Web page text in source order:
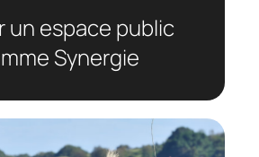
un espace public
Synergie